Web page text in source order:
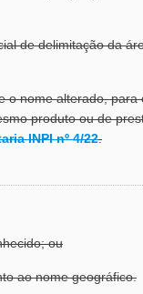
de delimitação da
o nome alterado,
produto ou de
INPI nº 4/22.
ou
ao nome geográfico.